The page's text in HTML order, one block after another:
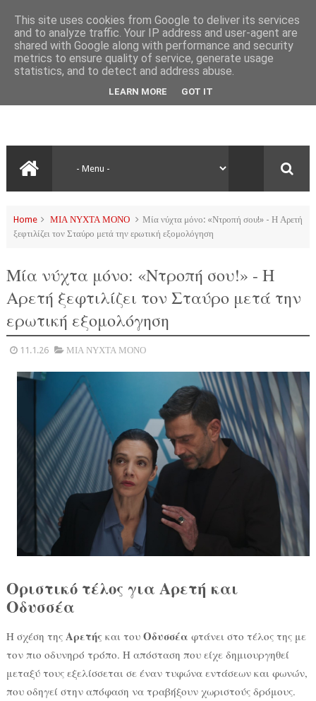
Home ΜΙΑ ΝΥΧΤΑ ΜΟΝΟ
Μία νύχτα μόνο: «Ντροπή σου!» - Η Αρετή
ξεφτιλίζει τον Σταύρο μετά την ερωτική εξομολόγηση
Μία νύχτα μόνο: «Ντροπή σου!» - Η
Αρετή ξεφτιλίζει τον Σταύρο μετά την
ερωτική εξομολόγηση
11.1.26 ΜΙΑ ΝΥΧΤΑ ΜΟΝΟ
Οριστικό τέλος για Αρετή και
Οδυσσέα
Η σχέση της Αρετής και του Οδυσσέα φτάνει στο τέλος της με
τον πιο οδυνηρό τρόπο. Η απόσταση που είχε δημιουργηθεί
μεταξύ τους εξελίσσεται σε έναν τυφώνα εντάσεων και φωνών,
που οδηγεί στην απόφαση να τραβήξουν χωριστούς δρόμους.
This site uses cookies from Google to deliver its services
and to analyze traffic. Your IP address and user-agent are
shared with Google along with performance and security
metrics to ensure quality of service, generate usage
statistics, and to detect and address abuse.
LEARN MORE GOT IT